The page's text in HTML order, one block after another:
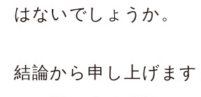
はないでしょうか。
結論から申し上げます